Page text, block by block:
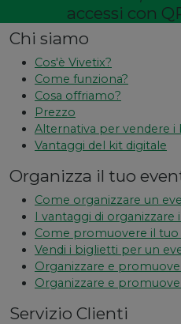
accessi con
Chi siamo
Cos'è Vivetix?
Come funziona?
Cosa offriamo?
Prezzo
Alternativa per vendere i
Vantaggi del kit digitale
Organizza il tuo
Come organizzare un
I vantaggi di
Come promuovere il
Vendi i biglietti per un
Organizzare e
Organizzare e
Servizio Clienti